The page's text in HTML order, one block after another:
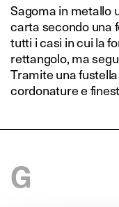
Sagoma in metallo
carta secondo una
tutti i casi in cui la
rettangolo, ma
Tramite una
cordonature e
G